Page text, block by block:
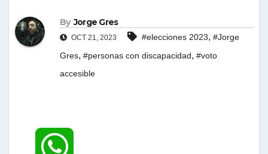
By Jorge Gres
OCT 21, 2023 #elecciones 2023, #Jorge
Gres, #personas con discapacidad, #voto
accesible